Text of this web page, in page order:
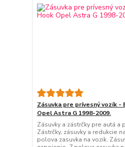
Zásuvka pre prívesný vozík -
Opel Astra G 1998-2009.
Zásuvky a zástrčky pre autá a
Zástrčky, zásuvky a redukcie
polova zasuvka na vozik.